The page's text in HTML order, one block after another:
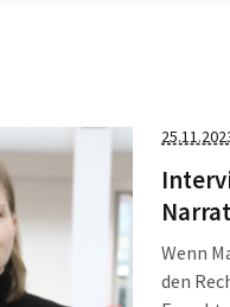
Wenn
den